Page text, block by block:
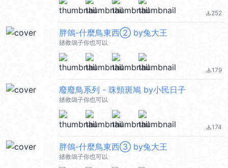
file_download252
胖鴿-什麼鳥東西② by兔大王
拯救鴿子你也可以
file_download179
廢廢鳥系列 - 珠頸斑鳩 by小民日子
拯救鴿子你也可以
file_download174
胖鴿-什麼鳥東西③ by兔大王
拯救鴿子你也可以